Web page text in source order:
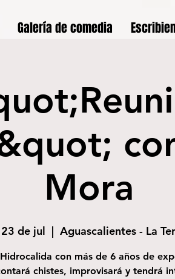
Galería de comedia
Mora
de jul
  |
Aguascalientes - La
con más de 6 años de
chistes, improvisará y tendrá